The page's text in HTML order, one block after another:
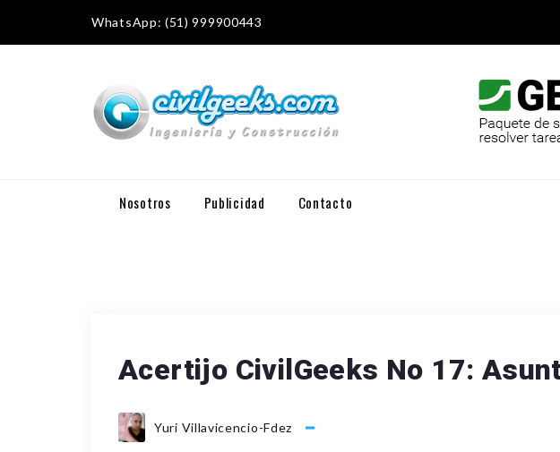
WhatsApp: (51) 999900443
Nosotros Publicidad Contacto
Acertijo CivilGeeks No 17:
Yuri Villavicencio-Fdez